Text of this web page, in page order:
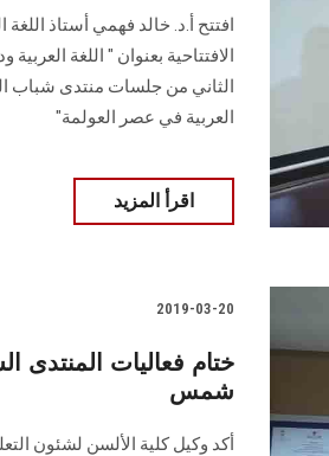
افتتح أ.د. خالد فهمي أستاذ
الافتتاحية بعنوان " اللغة
الثاني من جلسات منتدى شباب
العربية في عصر العولمة"
اقرأ المزيد
2019-03-20
ختام فعاليات المنتدى
شمس
أكد وكيل كلية الألسن لشئون